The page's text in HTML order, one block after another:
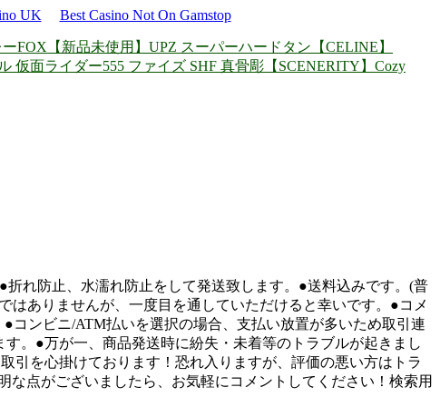
UK Best Casino Not On Gamstop
FOX 【新品未使用】UPZ スーパーハードタン 【CELINE】
仮面ライダー555 ファイズ SHF 真骨彫 【SCENERITY】Cozy
れ防止、水濡れ防止をして発送致します。●送料込みです。(普
ありませんが、一度目を通していただけると幸いです。●コメ
コンビニ/ATM払いを選択の場合、支払い放置が多いため取引連
。●万が一、商品発送時に紛失・未着等のトラブルが起きまし
引を心掛けております！恐れ入りますが、評価の悪い方はトラ
点がございましたら、お気軽にコメントしてください！検索用